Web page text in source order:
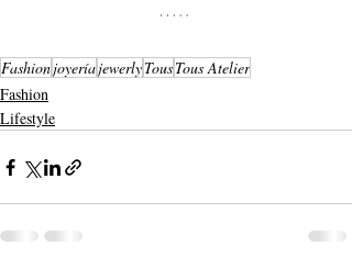
FashionjoyeríajewerlyTousTous Atelier
Fashion
Lifestyle